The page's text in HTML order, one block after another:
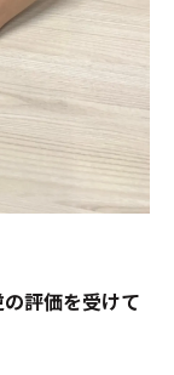
評価を受けて